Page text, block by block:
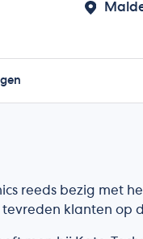
reeds bezig met
klanten op